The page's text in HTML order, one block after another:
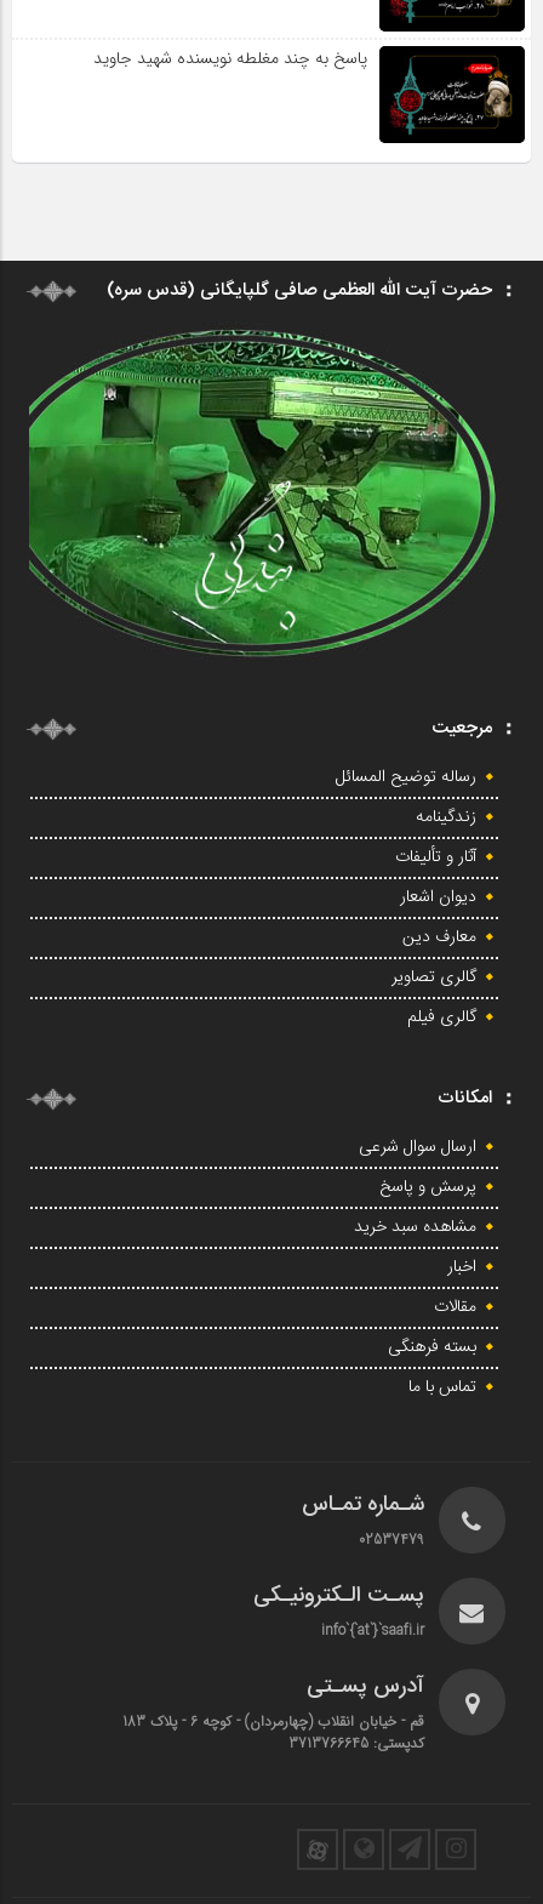
پاسخ به چند مغلطه نویسنده شهید جاوید
حضرت آیت الله العظمی صافی گلپایگانی (قدس سره)
مرجعیت
رساله توضیح المسائل
زندگینامه
آثار و تألیفات
دیوان اشعار
معارف دین
گالری تصاویر
گالری فیلم
امکانات
ارسال سوال شرعی
پرسش و پاسخ
مشاهده سبد خرید
اخبار
مقالات
بسته فرهنگی
تماس با ما
شـماره تمـاس
02537479
پسـت الـکترونیـکی
info`{`at`}`saafi.ir
آدرس پسـتی
قم - خیابان انقلاب (چهارمردان)‌ - کوچه 6 - پلاک 183
کدپستی: 3713766645